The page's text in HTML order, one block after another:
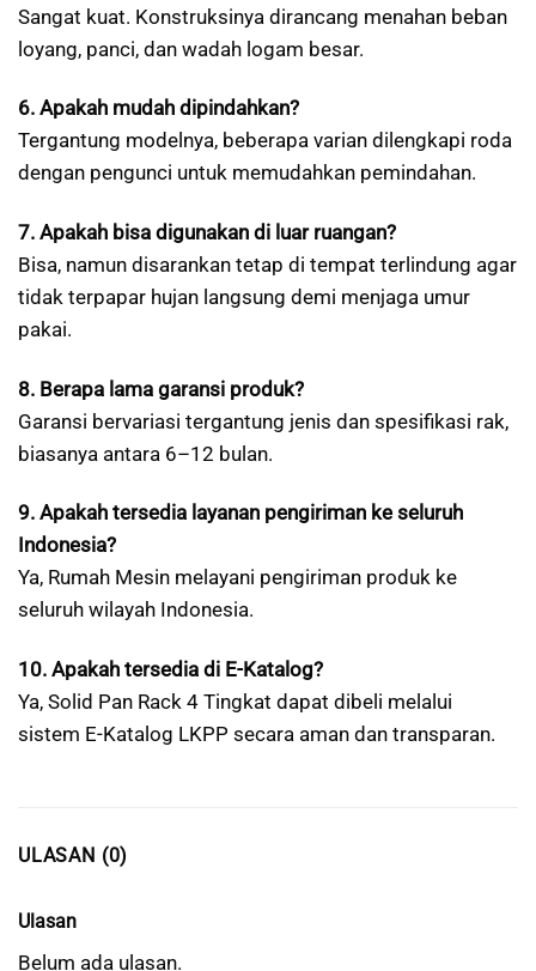
Sangat kuat. Konstruksinya dirancang menahan beban
loyang, panci, dan wadah logam besar.
6. Apakah mudah dipindahkan?
Tergantung modelnya, beberapa varian dilengkapi roda
dengan pengunci untuk memudahkan pemindahan.
7. Apakah bisa digunakan di luar ruangan?
Bisa, namun disarankan tetap di tempat terlindung agar
tidak terpapar hujan langsung demi menjaga umur
pakai.
8. Berapa lama garansi produk?
Garansi bervariasi tergantung jenis dan spesifikasi rak,
biasanya antara 6–12 bulan.
9. Apakah tersedia layanan pengiriman ke seluruh
Indonesia?
Ya, Rumah Mesin melayani pengiriman produk ke
seluruh wilayah Indonesia.
10. Apakah tersedia di E-Katalog?
Ya, Solid Pan Rack 4 Tingkat dapat dibeli melalui
sistem E-Katalog LKPP secara aman dan transparan.
ULASAN (0)
Ulasan
Belum ada ulasan.